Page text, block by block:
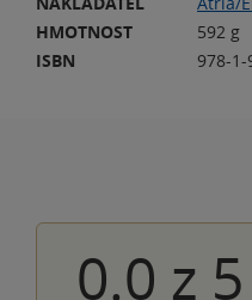
HMOTNOST
592 g
ISBN
978-
0.0 z 5